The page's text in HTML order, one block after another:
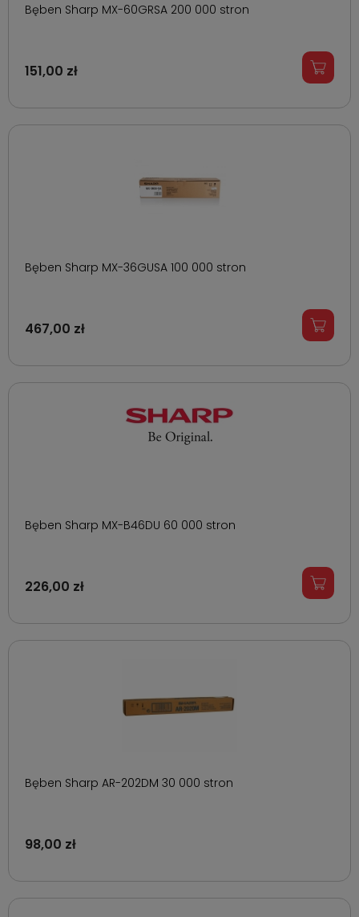
Bęben Sharp MX-60GRSA 200 000 stron
151,00 zł
Bęben Sharp MX-36GUSA 100 000 stron
467,00 zł
Bęben Sharp MX-B46DU 60 000 stron
226,00 zł
Bęben Sharp AR-202DM 30 000 stron
98,00 zł